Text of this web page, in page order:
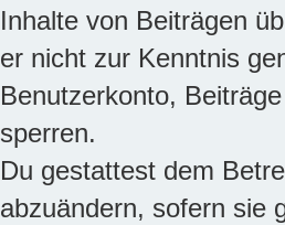
Inhalte von Beiträgen
er nicht zur Kenntnis
Benutzerkonto,
sperren.
Du gestattest dem
abzuändern, sofern sie